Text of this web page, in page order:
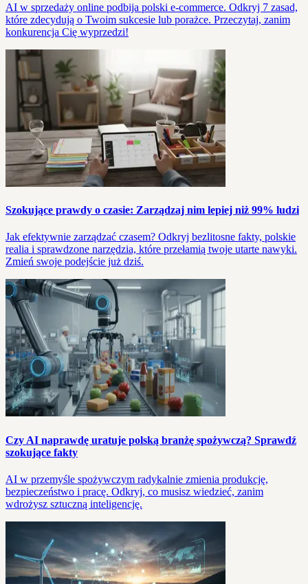
AI w sprzedaży online podbija polski e-commerce. Odkryj 7 zasad,
które zdecydują o Twoim sukcesie lub porażce. Przeczytaj, zanim
konkurencja Cię wyprzedzi!
Szokujące prawdy o czasie: Zarządzaj nim lepiej niż 99% ludzi
Jak efektywnie zarządzać czasem? Odkryj bezlitosne fakty, polskie
realia i sprawdzone narzędzia, które przełamią twoje utarte nawyki.
Zmień swoje podejście już dziś.
Czy AI naprawdę uratuje polską branżę spożywczą? Sprawdź
szokujące fakty
AI w przemyśle spożywczym radykalnie zmienia produkcję,
bezpieczeństwo i pracę. Odkryj, co musisz wiedzieć, zanim
wdrożysz sztuczną inteligencję.